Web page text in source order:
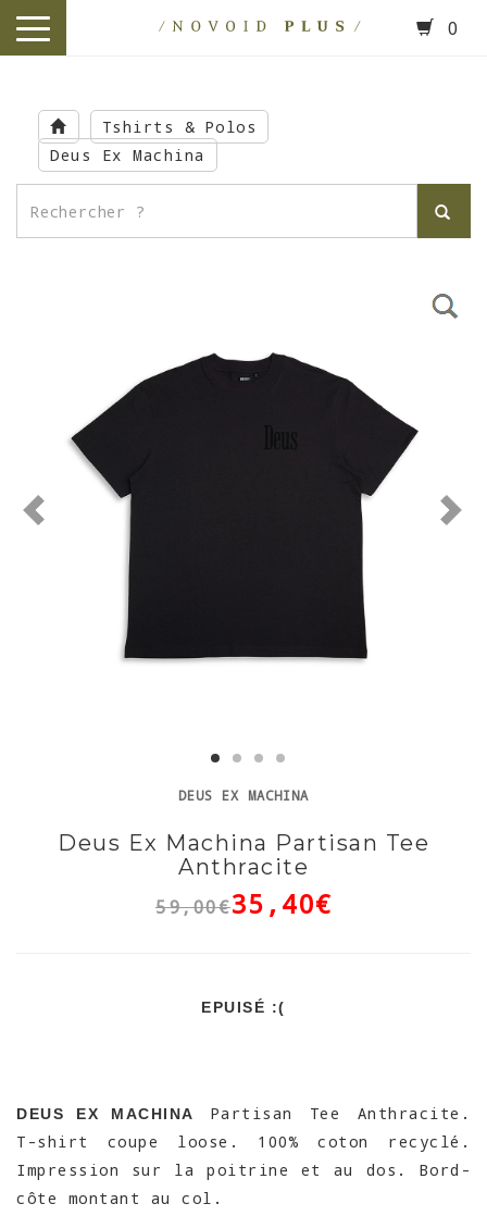
main
content
toggle
0
Tshirts & Polos
Deus Ex Machina
DEUS EX MACHINA
Deus Ex Machina Partisan Tee
Anthracite
59,00€35,40€
EPUISÉ :(
DEUS EX MACHINA
Partisan Tee Anthracite.
T-shirt coupe loose. 100% coton recyclé.
Impression sur la poitrine et au dos. Bord-
côte montant au col.